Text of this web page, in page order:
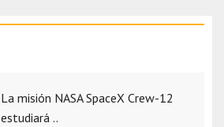
La misión NASA SpaceX Crew-12
estudiará ..